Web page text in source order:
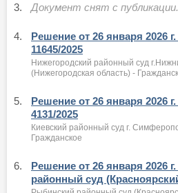
3. Документ снят с публикации.
4.
Решение от 26 января 2026
11645/2025
Нижегородский районный суд
(Нижегородская область) -
5.
Решение от 26 января 2026
4131/2025
Киевский районный суд г.
Гражданское
6.
Решение от 26 января 2026
районный суд